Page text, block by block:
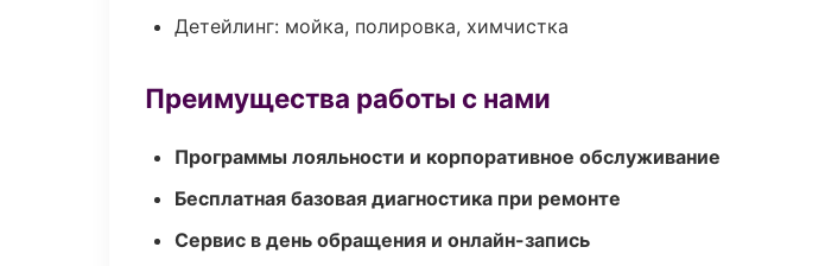
Детейлинг: мойка, полировка, химчистка
Преимущества работы с нами
Программы лояльности и корпоративное обслуживание
Бесплатная базовая диагностика при ремонте
Сервис в день обращения и онлайн-запись